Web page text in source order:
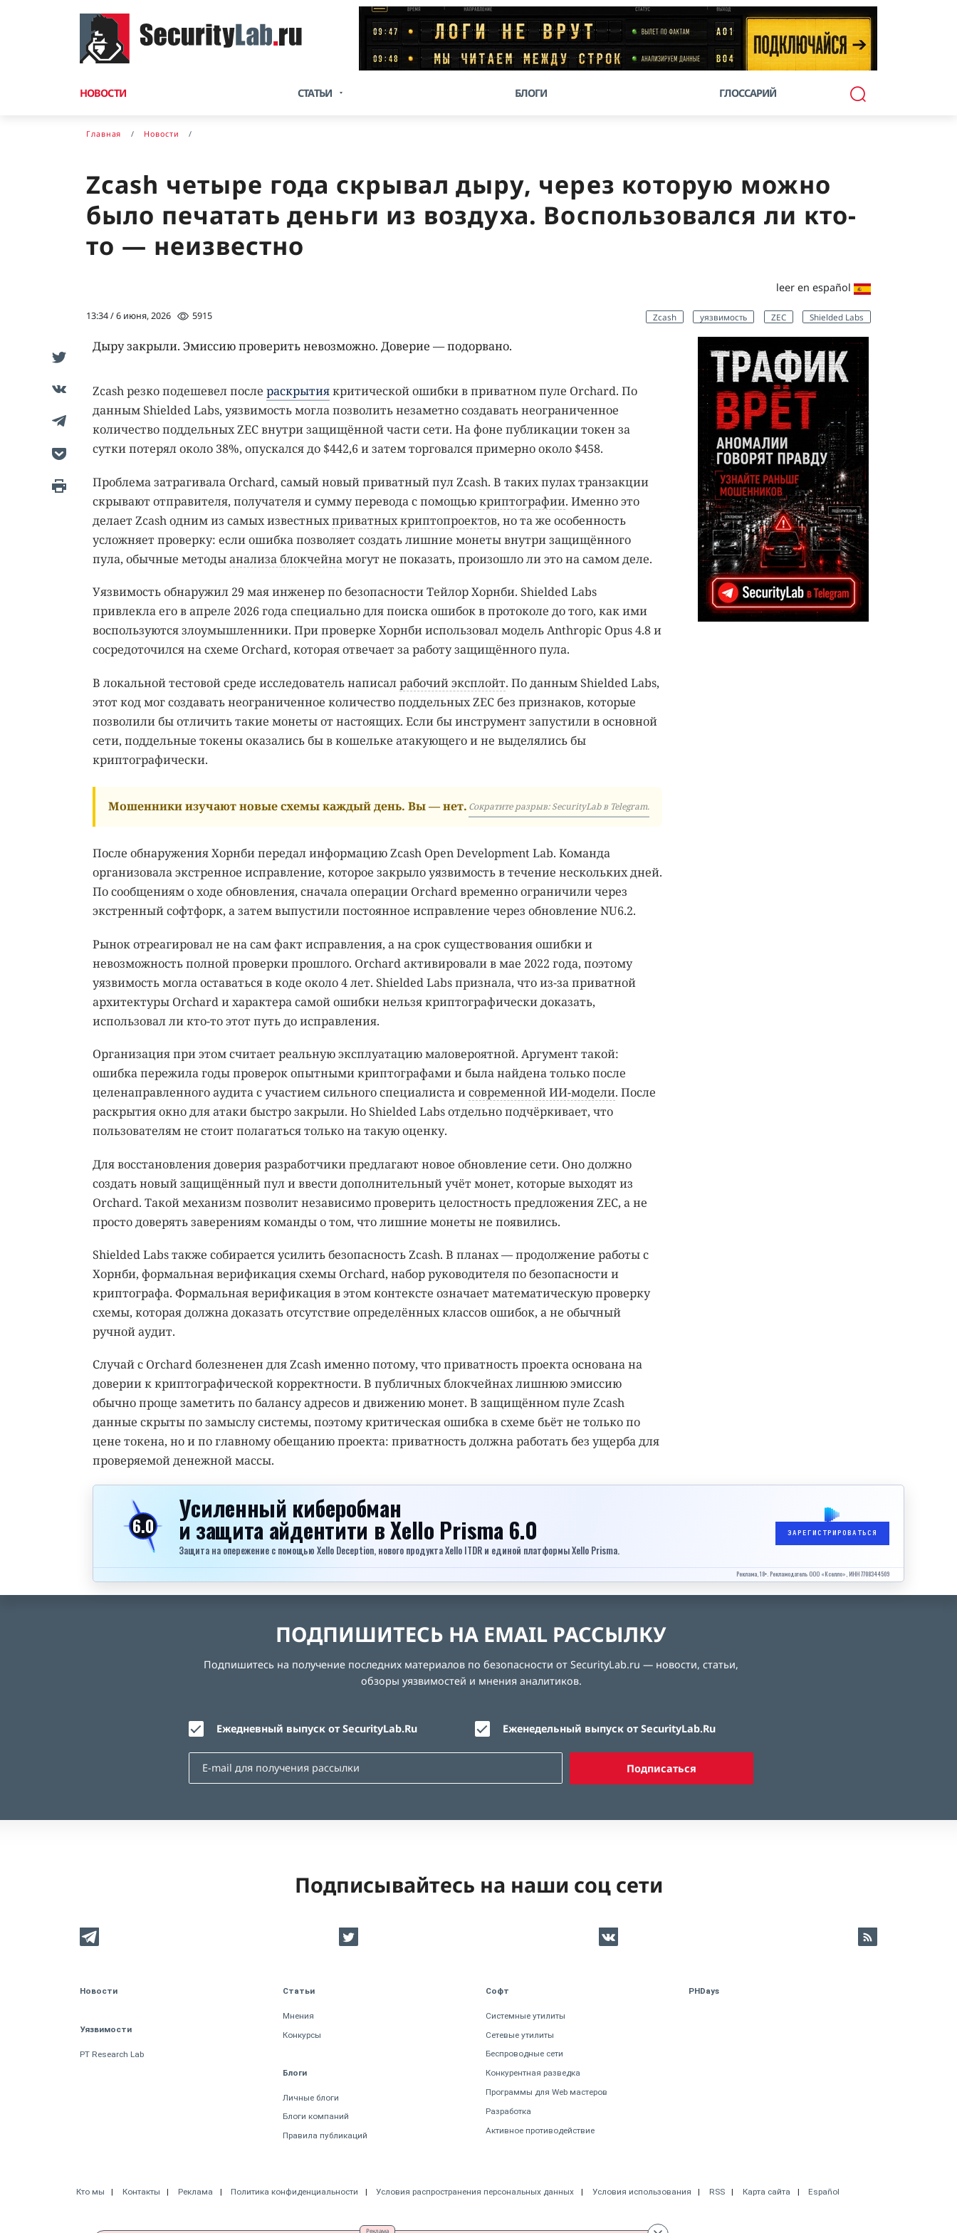
НОВОСТИ СТАТЬИ БЛОГИ ГЛОССАРИЙ
Реклама
Главная Новости
Zcash четыре года скрывал дыру, через которую можно
было печатать деньги из воздуха. Воспользовался ли кто-
то — неизвестно
leer en español
13:34 / 6 июня, 2026 5915 Zcash уязвимость ZEC Shielded Labs
Дыру закрыли. Эмиссию проверить невозможно. Доверие — подорвано.
Zcash резко подешевел после раскрытиякритической ошибки в приватном пуле Orchard. По
данным Shielded Labs, уязвимость могла позволить незаметно создавать неограниченное
количество поддельных ZEC внутри защищённой части сети. На фоне публикации токен за
сутки потерял около 38%, опускался до $442,6 и затем торговался примерно около $458.
Проблема затрагивала Orchard, самый новый приватный пул Zcash. В таких пулах транзакции
скрывают отправителя, получателя и сумму перевода с помощьюкриптографии. Именно это
делает Zcash одним из самых известныхприватных криптопроектов, но та же особенность
усложняет проверку: если ошибка позволяет создать лишние монеты внутри защищённого
пула, обычные методыанализа блокчейнамогут не показать, произошло ли это на самом деле.
Уязвимость обнаружил 29 мая инженер по безопасности Тейлор Хорнби. Shielded Labs
привлекла его в апреле 2026 года специально для поиска ошибок в протоколе до того, как ими
воспользуются злоумышленники. При проверке Хорнби использовал модель Anthropic Opus 4.8 и
сосредоточился на схеме Orchard, которая отвечает за работу защищённого пула.
В локальной тестовой среде исследователь написалрабочий эксплойт. По данным Shielded Labs,
этот код мог создавать неограниченное количество поддельных ZEC без признаков, которые
позволили бы отличить такие монеты от настоящих. Если бы инструмент запустили в основной
сети, поддельные токены оказались бы в кошельке атакующего и не выделялись бы
криптографически.
Мошенники изучают новые схемы каждый день. Вы — нет. Сократите разрыв: SecurityLab в Telegram.
После обнаружения Хорнби передал информацию Zcash Open Development Lab. Команда
организовала экстренное исправление, которое закрыло уязвимость в течение нескольких дней.
По сообщениям о ходе обновления, сначала операции Orchard временно ограничили через
экстренный софтфорк, а затем выпустили постоянное исправление через обновление NU6.2.
Рынок отреагировал не на сам факт исправления, а на срок существования ошибки и
невозможность полной проверки прошлого. Orchard активировали в мае 2022 года, поэтому
уязвимость могла оставаться в коде около 4 лет. Shielded Labs признала, что из-за приватной
архитектуры Orchard и характера самой ошибки нельзя криптографически доказать,
использовал ли кто-то этот путь до исправления.
Организация при этом считает реальную эксплуатацию маловероятной. Аргумент такой:
ошибка пережила годы проверок опытными криптографами и была найдена только после
целенаправленного аудита с участием сильного специалиста исовременной ИИ-модели. После
раскрытия окно для атаки быстро закрыли. Но Shielded Labs отдельно подчёркивает, что
пользователям не стоит полагаться только на такую оценку.
Для восстановления доверия разработчики предлагают новое обновление сети. Оно должно
создать новый защищённый пул и ввести дополнительный учёт монет, которые выходят из
Orchard. Такой механизм позволит независимо проверить целостность предложения ZEC, а не
просто доверять заверениям команды о том, что лишние монеты не появились.
Shielded Labs также собирается усилить безопасность Zcash. В планах — продолжение работы с
Хорнби, формальная верификация схемы Orchard, набор руководителя по безопасности и
криптографа. Формальная верификация в этом контексте означает математическую проверку
схемы, которая должна доказать отсутствие определённых классов ошибок, а не обычный
ручной аудит.
Случай с Orchard болезненен для Zcash именно потому, что приватность проекта основана на
доверии к криптографической корректности. В публичных блокчейнах лишнюю эмиссию
обычно проще заметить по балансу адресов и движению монет. В защищённом пуле Zcash
данные скрыты по замыслу системы, поэтому критическая ошибка в схеме бьёт не только по
цене токена, но и по главному обещанию проекта: приватность должна работать без ущерба для
проверяемой денежной массы.
6.0
Усиленный киберобман
и защита айдентити в Xello Prisma 6.0
Защита на опережение с помощью Xello Deception, нового продукта Xello ITDR и единой платформы Xello Prisma.
ЗАРЕГИСТРИРОВАТЬСЯ
Реклама, 18+. Рекламодатель ООО «Кселло», ИНН 7708344509
ПОДПИШИТЕСЬ НА EMAIL РАССЫЛКУ
Подпишитесь на получение последних материалов по безопасности от SecurityLab.ru — новости, статьи,
обзоры уязвимостей и мнения аналитиков.
Ежедневный выпуск от SecurityLab.Ru Еженедельный выпуск от SecurityLab.Ru
Подписаться
Подписывайтесь на наши соц сети
Новости
Уязвимости
PT Research Lab
Статьи
Мнения
Конкурсы
Блоги
Личные блоги
Блоги компаний
Правила публикаций
Софт
Системные утилиты
Сетевые утилиты
Беспроводные сети
Конкурентная разведка
Программы для Web мастеров
Разработка
Активное противодействие
PHDays
Кто мы Контакты Реклама Политика конфиденциальности Условия распространения персональных данных Условия использования RSS Карта сайта Español